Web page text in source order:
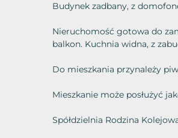
Budynek zadbany, z
Nieruchomość gotowa do
balkon. Kuchnia widna, z
Do mieszkania przynależy
Mieszkanie może posłużyć
Spółdzielnia Rodzina